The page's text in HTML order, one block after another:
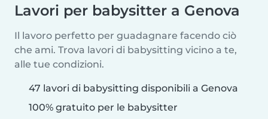
Lavori per babysitter a Genova
Il lavoro perfetto per guadagnare facendo ciò
che ami. Trova lavori di babysitting vicino a te,
alle tue condizioni.
47 lavori di babysitting disponibili a Genova
100% gratuito per le babysitter